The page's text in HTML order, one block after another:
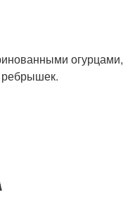
огурцами,
ребрышек.